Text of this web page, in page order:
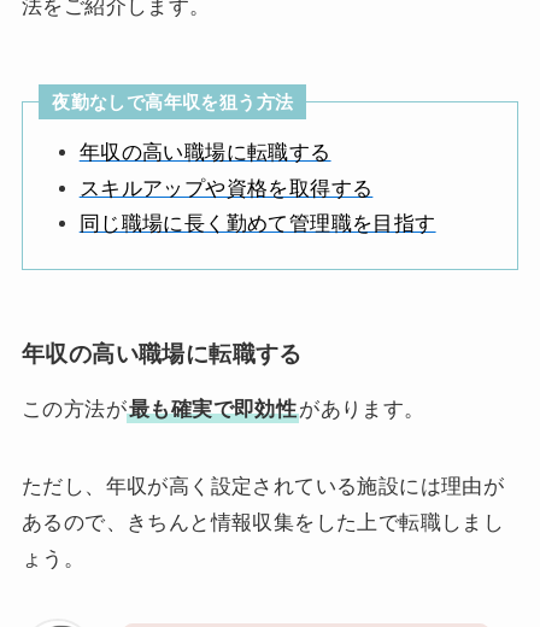
法をご紹介します。
夜勤なしで高年収を狙う方法
年収の高い職場に転職する
スキルアップや資格を取得する
同じ職場に長く勤めて管理職を目指す
年収の高い職場に転職する
この方法が最も確実で即効性があります。
ただし、年収が高く設定されている施設には理由が
あるので、きちんと情報収集をした上で転職しまし
ょう。